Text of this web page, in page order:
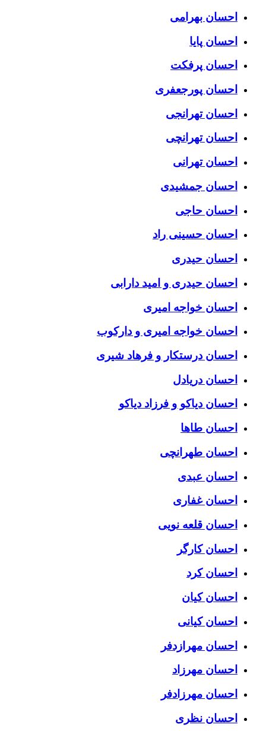
احسان بهرامی
احسان پایا
احسان پرفکت
احسان پورجعفری
احسان تهرانجی
احسان تهرانچی
احسان تهرانی
احسان جمشیدی
احسان حاجی
احسان حسینی راد
احسان حیدری
احسان حیدری و امید دارابی
احسان خواجه امیری
احسان خواجه امیری و دارکوب
احسان درستكار و فرهاد شيرى
احسان دریادل
احسان دیاکو و فرزاد دیاکو
احسان طاها
احسان طهرانچی
احسان عبدی
احسان غفاری
احسان قلعه نویی
احسان کارگر
احسان کرد
احسان کیان
احسان کیانی
احسان مهرازدفر
احسان مهرزاد
احسان مهرزادفر
احسان نظری